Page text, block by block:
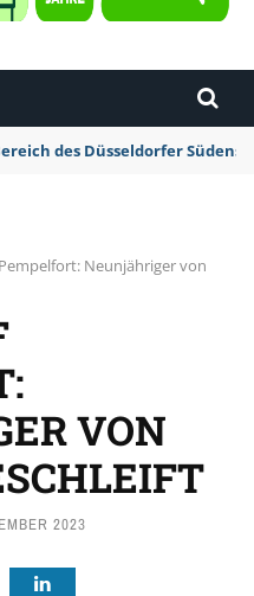
des Düsseldorfer
Neunjähriger von
VON
2023